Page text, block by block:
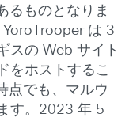
るものとなりま
は 3
スの Web サイト
をホストするこ
点でも、マルウ
す。2023 年 5